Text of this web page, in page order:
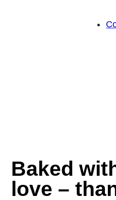
Baked
love –